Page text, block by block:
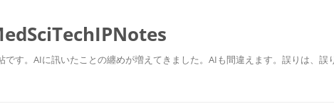
す。AIに訊いたことの纏めが増えてきました。AIも間違えます。誤りは、誤